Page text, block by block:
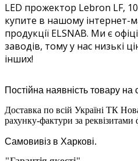
LED прожектор Lebron LF,
купите в нашому інтернет-
продукції ELSNAB. Ми є
заводів, тому у нас низькі
інших!
Постійна наявність товару на
Доставка по всій Україні ТК
рахунку-фактури за реквізитами
Самовивіз в Харкові.